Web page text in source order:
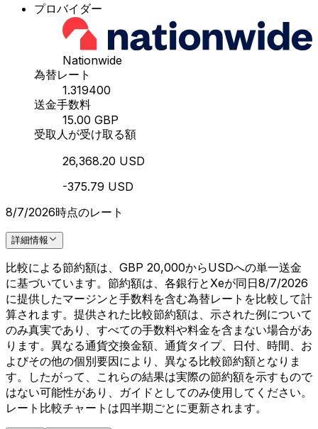
プロバイダー
Nationwide
為替レート
1.319400
送金手数料
15.00 GBP
受取人が受け取る額
26,368.20 USD
-375.79 USD
8/7/2026時点のレート
詳細情報
比較による節約額は、GBP 20,000からUSDへの単一送金
に基づいています。節約額は、各銀行とXeが同日8/7/2026
に提供したマージンと手数料を含む為替レートを比較して計
算されます。提供された比較節約額は、示された例について
のみ真実であり、すべての手数料や料金を含まない場合があ
ります。異なる通貨交換金額、通貨タイプ、日付、時間、お
よびその他の個別要因により、異なる比較節約額となりま
す。したがって、これらの結果は実際の節約額を示すもので
はない可能性があり、ガイドとしてのみ使用してください。
レート比較チャートは四半期ごとに更新されます。